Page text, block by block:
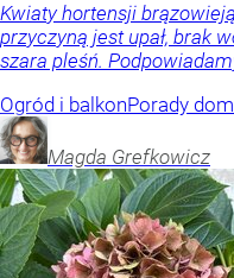
Kwiaty hortensji
przyczyną jest upał, brak
szara pleśń.
Ogród i balkonPorady
Magda Grefkowicz